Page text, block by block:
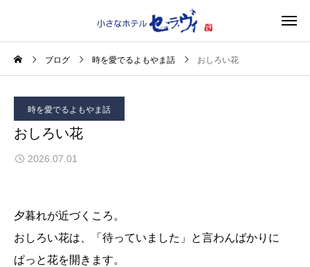
ブログ 時を愛でるよもやま話 おしろい花
時を愛でるよもやま話
おしろい花
2026.07.01
夕暮れが近づくころ。
おしろい花は、「待っていました」と言わんばかりに
ぱっと花を開きます。